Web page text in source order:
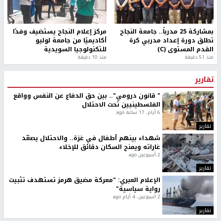
بمشاركة 25 مدرباً.. جامعة النجاح
تطلق دورة إعداد مدربي كرة
القدم المستوى (C)
منذ 51 دقيقة
مركز إعلام النجاح يستضيف وفدًا
أكاديميًا من جامعة لوليو
للتكنولوجيا السويدية
منذ 10 دقيقة
تقارير
تقارير
" قانون درومي".. بين حق الدفاع عن النفس وواقع
الفلسطينيين تحت الاحتلال
6 أيام، 17 ساعة ago
تقارير
شهداء بينهم أطفال في غزة.. والاحتلال يصعّد
غاراته ويمنح السكان دقائق للإخلاء
2 أسبوعين ago
تقارير
الإعلام العبري: "معركة مضيق هرمز تستهدف تثبيت
رواية سياسية"
2 أسبوعين، 4 أيام ago